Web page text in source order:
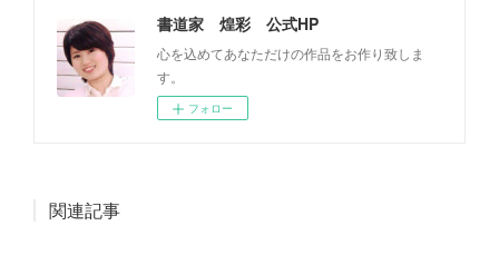
書道家 煌彩 公式HP
心を込めてあなただけの作品をお作り致しま
す。
フォロー
関連記事